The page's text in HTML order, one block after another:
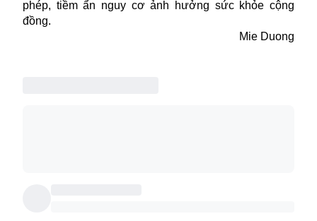
phép, tiềm ẩn nguy cơ ảnh hưởng sức khỏe cộng
đồng.
Mie Duong